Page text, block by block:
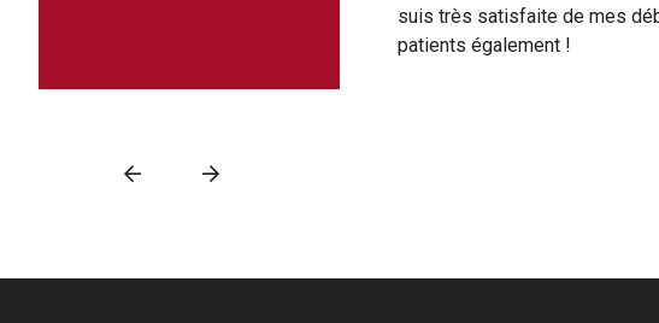
suis très satisfaite de mes
patients également !